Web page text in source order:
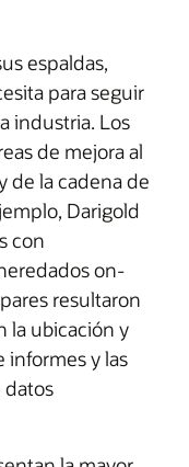
espaldas,
para seguir
industria. Los
de mejora al
de la cadena de
Darigold
con
on-
resultaron
la ubicación y
informes y las
datos